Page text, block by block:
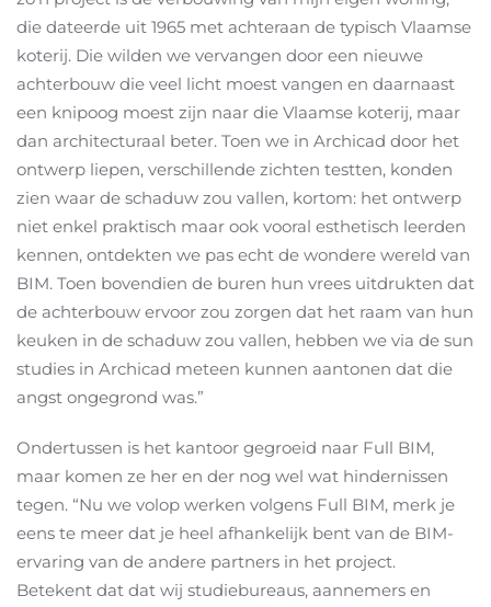
die dateerde uit 1965 met achteraan de typisch Vlaamse
koterij. Die wilden we vervangen door een nieuwe
achterbouw die veel licht moest vangen en daarnaast
een knipoog moest zijn naar die Vlaamse koterij, maar
dan architecturaal beter. Toen we in Archicad door het
ontwerp liepen, verschillende zichten testten, konden
zien waar de schaduw zou vallen, kortom: het ontwerp
niet enkel praktisch maar ook vooral esthetisch leerden
kennen, ontdekten we pas echt de wondere wereld van
BIM. Toen bovendien de buren hun vrees uitdrukten dat
de achterbouw ervoor zou zorgen dat het raam van hun
keuken in de schaduw zou vallen, hebben we via de sun
studies in Archicad meteen kunnen aantonen dat die
angst ongegrond was.”
Ondertussen is het kantoor gegroeid naar Full BIM,
maar komen ze her en der nog wel wat hindernissen
tegen. “Nu we volop werken volgens Full BIM, merk je
eens te meer dat je heel afhankelijk bent van de BIM-
ervaring van de andere partners in het project.
Betekent dat dat wij studiebureaus, aannemers en